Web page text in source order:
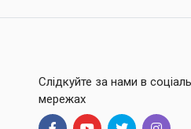
Слідкуйте за нами в
мережах